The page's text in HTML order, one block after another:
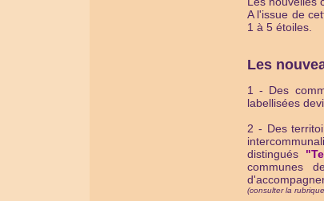
A l'issue de
1 à 5 étoiles.
Les
1 - Des
labellisées
2 - Des
distingués
communes
(consulter la